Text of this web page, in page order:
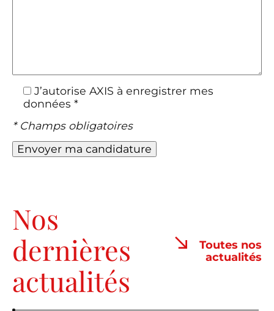
J’autorise AXIS à enregistrer mes
données *
* Champs obligatoires
Nos
dernières
actualités
Toutes nos
actualités